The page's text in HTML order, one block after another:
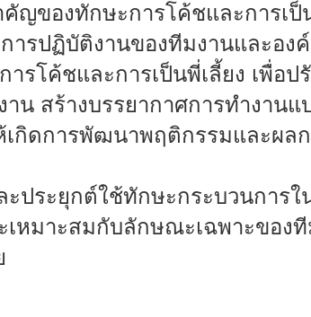
ญของทักษะการโค้ชและการเป็
ารปฏิบัติงานของทีมงานและอง
รโค้ชและการเป็นพี่เลี้ยง เพื่อป
สร้างบรรยากาศการทำงานแ
กิดการพัฒนาพฤติกรรมและผล
ะประยุกต์ใช้ทักษะกระบวนการใ
เหมาะสมกับลักษณะเฉพาะของ